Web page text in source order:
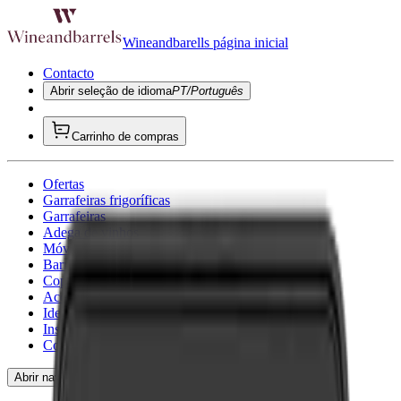
Wineandbarells página inicial
Contacto
Abrir seleção de idiomaPT/Português
Carrinho de compras
Ofertas
Garrafeiras frigoríficas
Garrafeiras
Adega de vinhos
Móveis para vinho
Barris de Vinho
Copo de vinho
Acessórios para vinho
Ideias de presentes
Inspirador
Consultoria
Abrir navegação